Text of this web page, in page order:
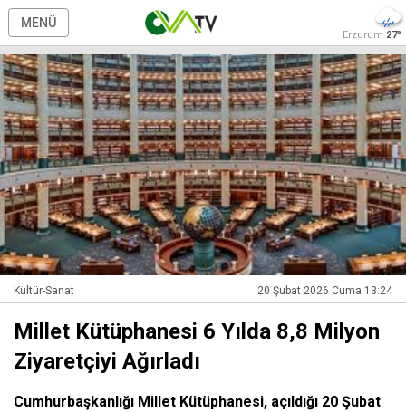
MENÜ
Erzurum 27°
Kültür-Sanat 20 Şubat 2026 Cuma 13:24
Millet Kütüphanesi 6 Yılda 8,8 Milyon
Ziyaretçiyi Ağırladı
Cumhurbaşkanlığı Millet Kütüphanesi, açıldığı 20 Şubat